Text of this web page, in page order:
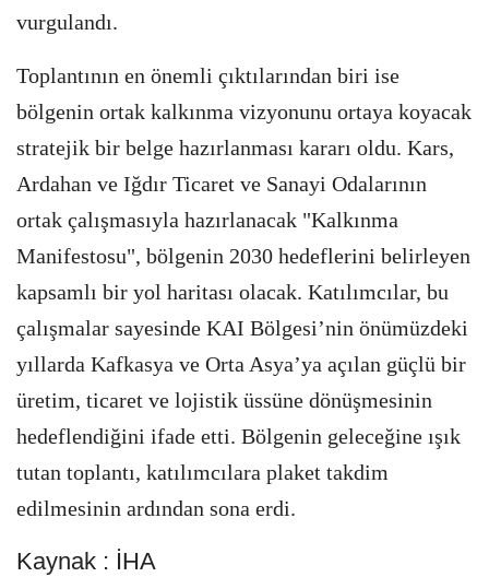
vurgulandı.
Toplantının en önemli çıktılarından biri ise
bölgenin ortak kalkınma vizyonunu ortaya koyacak
stratejik bir belge hazırlanması kararı oldu. Kars,
Ardahan ve Iğdır Ticaret ve Sanayi Odalarının
ortak çalışmasıyla hazırlanacak "Kalkınma
Manifestosu", bölgenin 2030 hedeflerini belirleyen
kapsamlı bir yol haritası olacak. Katılımcılar, bu
çalışmalar sayesinde KAI Bölgesi’nin önümüzdeki
yıllarda Kafkasya ve Orta Asya’ya açılan güçlü bir
üretim, ticaret ve lojistik üssüne dönüşmesinin
hedeflendiğini ifade etti. Bölgenin geleceğine ışık
tutan toplantı, katılımcılara plaket takdim
edilmesinin ardından sona erdi.
Kaynak : İHA